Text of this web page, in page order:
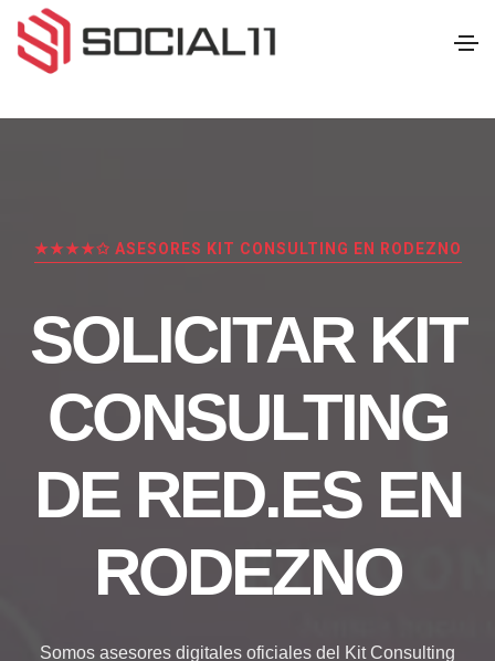
★★★★✩ ASESORES KIT CONSULTING EN RODEZNO
SOLICITAR KIT
CONSULTING
DE RED.ES EN
RODEZNO
Somos asesores digitales oficiales del Kit Consulting